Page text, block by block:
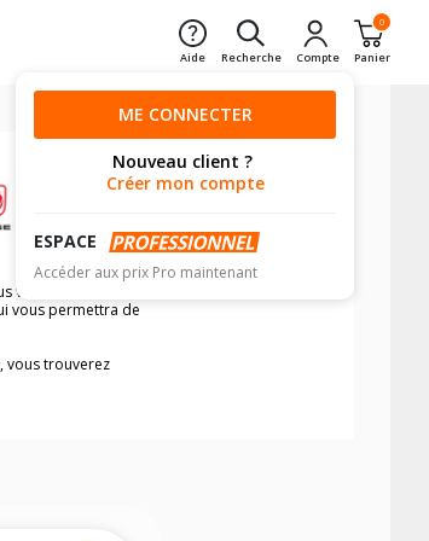
Aide Recherche Compte
0
Panier
ME CONNECTER
Nouveau client ?
Créer mon compte
ESPACE
Accéder aux prix Pro maintenant
voulez être certain
vous permettra de
, vous trouverez
le carnet de bord du